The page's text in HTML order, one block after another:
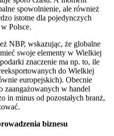
spowolnienie, ale również
istotne dla pojedynczych
Polsce.
NBP, wskazując, że globalne
swoje elementy w Wielkiej
znaczenie ma np. to, ile
do Wielkiej
europejskich). Obecnie
zaangażowanych w handel
in minus od pozostałych branż,
biznesu